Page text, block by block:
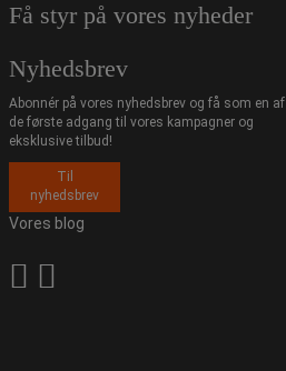
Få styr på vores nyheder
Nyhedsbrev
Abonnér på vores nyhedsbrev og få som en af
de første adgang til vores kampagner og
eksklusive tilbud!
Til
nyhedsbrev
Vores blog